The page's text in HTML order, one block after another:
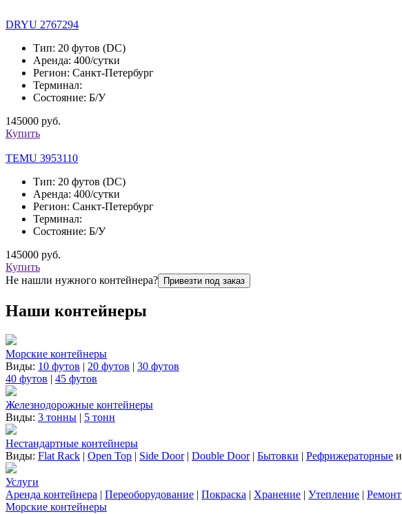
DRYU 2767294
Тип: 20 футов (DC)
Аренда: 400/сутки
Регион: Санкт-Петербург
Терминал:
Состояние: Б/У
145000 руб.
Купить
TEMU 3953110
Тип: 20 футов (DC)
Аренда: 400/сутки
Регион: Санкт-Петербург
Терминал:
Состояние: Б/У
145000 руб.
Купить
Не нашли нужного контейнера?
Привезти под заказ
Наши контейнеры
Морские контейнеры
Виды: 10 футов | 20 футов | 30 футов
40 футов | 45 футов
Железнодорожные контейнеры
Виды: 3 тонны | 5 тонн
Нестандартные контейнеры
Виды: Flat Rack | Open Top | Side Door| Double Door| Бытовки | Рефрижераторные и
Услуги
Аренда контейнера | Переоборудование | Покраска | Хранение | Утепление | Ремонт
Морские контейнеры